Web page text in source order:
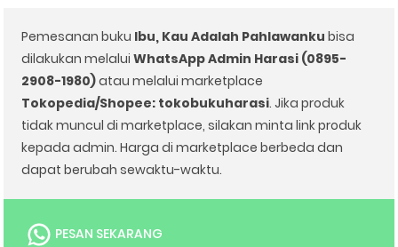
Pemesanan buku Ibu, Kau Adalah Pahlawanku bisa
dilakukan melaluiWhatsApp Admin Harasi (0895-
2908-1980)atau melalui marketplace
Tokopedia/Shopee: tokobukuharasi. Jika produk
tidak muncul di marketplace, silakan minta link produk
kepada admin. Harga di marketplace berbeda dan
dapat berubah sewaktu-waktu.
PESAN SEKARANG